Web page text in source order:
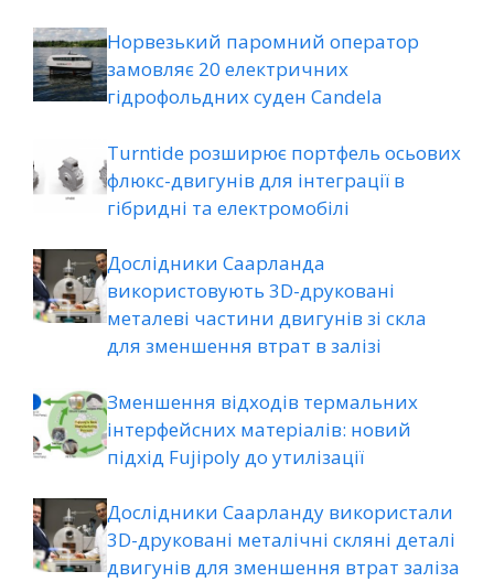
Норвезький паромний оператор
замовляє 20 електричних
гідрофольдних суден Candela
Turntide розширює портфель осьових
флюкс-двигунів для інтеграції в
гібридні та електромобілі
Дослідники Саарланда
використовують 3D-друковані
металеві частини двигунів зі скла
для зменшення втрат в залізі
Зменшення відходів термальних
інтерфейсних матеріалів: новий
підхід Fujipoly до утилізації
Дослідники Саарланду використали
3D-друковані металічні скляні деталі
двигунів для зменшення втрат заліза